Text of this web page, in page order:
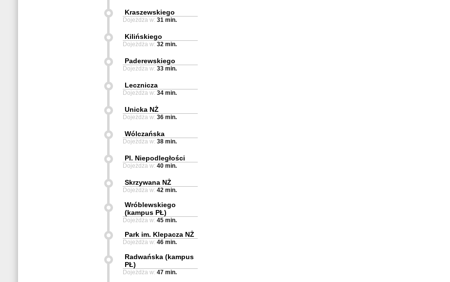
Kraszewskiego
Dojeżdża w: 31 min.
Kilińskiego
Dojeżdża w: 32 min.
Paderewskiego
Dojeżdża w: 33 min.
Lecznicza
Dojeżdża w: 34 min.
Unicka NŻ
Dojeżdża w: 36 min.
Wólczańska
Dojeżdża w: 38 min.
Pl. Niepodległości
Dojeżdża w: 40 min.
Skrzywana NŻ
Dojeżdża w: 42 min.
Wróblewskiego
(kampus PŁ)
Dojeżdża w: 45 min.
Park im. Klepacza NŻ
Dojeżdża w: 46 min.
Radwańska (kampus
PŁ)
Dojeżdża w: 47 min.